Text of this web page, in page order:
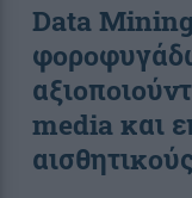
Data
media και